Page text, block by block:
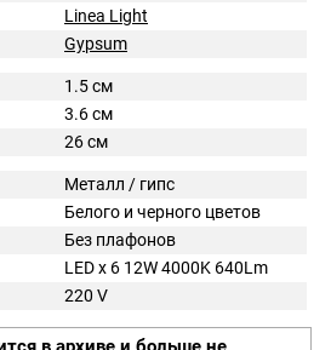
Linea Light
Gypsum
1.5 см
3.6 см
26 см
Металл / гипс
Белого и черного цветов
Без плафонов
LED x 6 12W 4000K 640Lm
220 V